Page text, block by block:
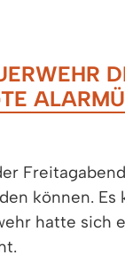
können. Es
hatte sich